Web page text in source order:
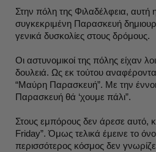
Στην πόλη της Φιλαδέλφεια,
συγκεκριμένη Παρασκευή
γενικά δυσκολίες στους δρόμους.
Οι αστυνομικοί της πόλης είχαν
δουλειά. Ως εκ τούτου
“Μαύρη Παρασκευή”. Με την
Παρασκευή θά ‘χουμε πάλι”.
Στους εμπόρους δεν άρεσε αυτό,
Friday”. Όμως τελικά έμεινε το
περισσότερος κόσμος δεν